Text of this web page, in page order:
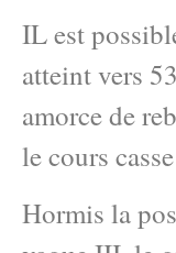
IL est
atteint vers
amorce de
le cours
Hormis la